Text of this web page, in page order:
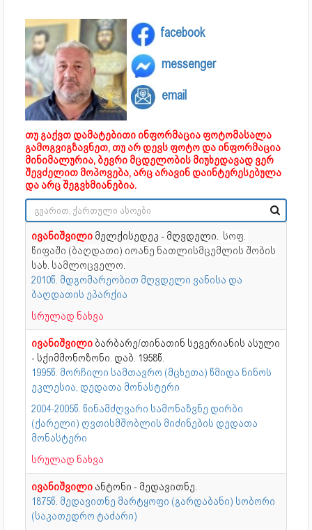
facebook
messenger
email
თუ გაქვთ დამატებითი ინფორმაცია ფოტომასალა
გამოგვიგზავნეთ, თუ არ დევს ფოტო და ინფორმაცია
მინიმალურია, ბევრი მცდელობის მიუხედავად ვერ
შევძელით მოპოვება, არც არავინ დაინტერესებულა
და არც შეგვხმიანებია.
ივანიშვილი მელქისედეკ - მღვდელი.
სოფ.
წიფაში (ბაღდათი) იოანე ნათლისმცემლის შობის
სახ. სამლოცველო.
2010წ. მდგომარეობით მღვდელი ვანისა და
ბაღდათის ეპარქია
სრულად ნახვა
ივანიშვილი ბარბარე/თინათინ სევერიანის ასული
- სქიმმონოზონი. დაბ. 1958წ.
1995წ. მორჩილი სამთავრო (მცხეთა) წმიდა ნინოს
ეკლესია, დედათა მონასტერი
2004-2005წ. წინამძღვარი სამონაზვნე დირბი
(ქარელი) ღვთისმშობლის მიძინების დედათა
მონასტერი
სრულად ნახვა
ივანიშვილი ანტონი - მედავითნე.
1875წ. მედავითნე მარტყოფი (გარდაბანი) სობორი
(საკათედრო ტაძარი)